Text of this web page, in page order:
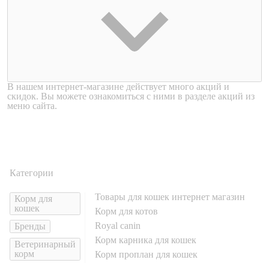
В нашем интернет-магазине действует много акций и
скидок. Вы можете ознакомиться с ними в разделе акций из
меню сайта.
Категории
Корм для
кошек
Бренды
Ветеринарный
корм
товары для кошек интернет магазин
корм для котов
royal canin
корм карника для кошек
корм проплан для кошек